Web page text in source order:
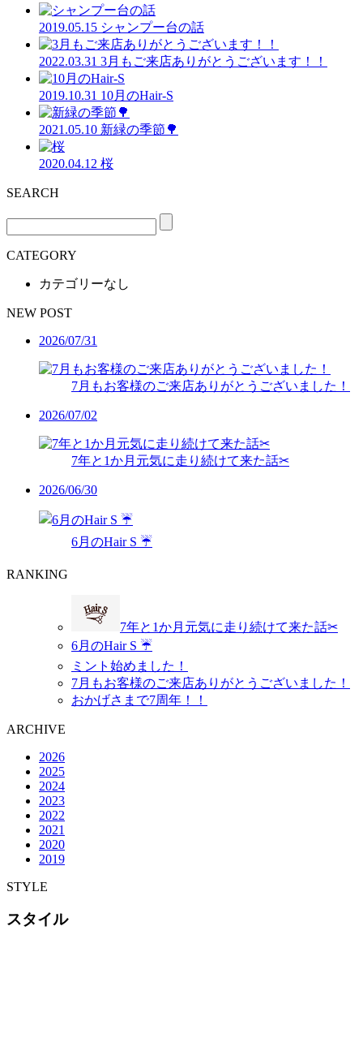
2019.05.15 シャンプー台の話
2022.03.31 3月もご来店ありがとうございます！！
2019.10.31 10月のHair-S
2021.05.10 新緑の季節🌳
2020.04.12 桜
SEARCH
CATEGORY
カテゴリーなし
NEW POST
2026/07/31
7月もお客様のご来店ありがとうございました！
2026/07/02
7年と1か月元気に走り続けて来た話✂︎
2026/06/30
6月のHair S ☔️
RANKING
7年と1か月元気に走り続けて来た話✂︎
6月のHair S ☔️
ミント始めました！
7月もお客様のご来店ありがとうございました！
おかげさまで7周年！！
ARCHIVE
2026
2025
2024
2023
2022
2021
2020
2019
STYLE
スタイル